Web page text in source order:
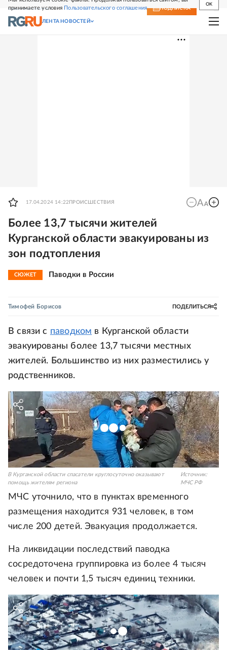
принимаете условия Пользовательского соглашения
OK
СВЕЖИЙ НОМЕР ПОДПИСКА
ЛЕНТА НОВОСТЕЙ
17.04.2024 14:22 ПРОИСШЕСТВИЯ
Более 13,7 тысячи жителей
Курганской области эвакуированы из
зон подтопления
СЮЖЕТ Паводки в России
Тимофей Борисов ПОДЕЛИТЬСЯ
В связи с паводком в Курганской области
эвакуированы более 13,7 тысячи местных
жителей. Большинство из них разместились у
родственников.
В Курганской области спасатели круглосуточно оказывают
помощь жителям региона
Источник:
МЧС РФ
МЧС уточнило, что в пунктах временного
размещения находится 931 человек, в том
числе 200 детей. Эвакуация продолжается.
На ликвидации последствий паводка
сосредоточена группировка из более 4 тысяч
человек и почти 1,5 тысяч единиц техники.